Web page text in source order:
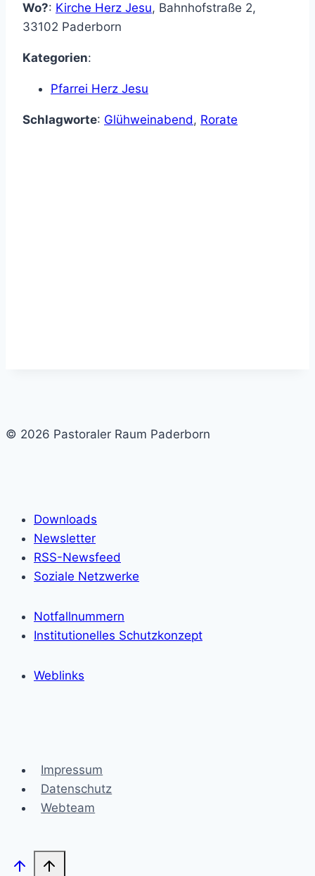
Wo?: Kirche Herz Jesu, Bahnhofstraße 2,
33102 Paderborn
Kategorien:
Pfarrei Herz Jesu
Schlagworte: Glühweinabend, Rorate
© 2026 Pastoraler Raum Paderborn
Downloads
Newsletter
RSS-Newsfeed
Soziale Netzwerke
Notfallnummern
Institutionelles Schutzkonzept
Weblinks
Impressum
Datenschutz
Webteam